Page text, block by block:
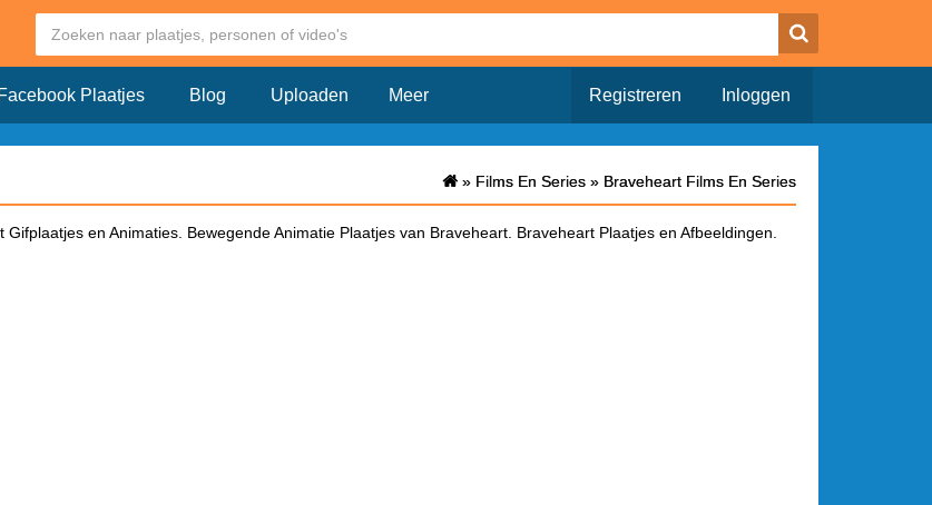
Facebook Plaatjes Blog Uploaden Meer Registreren Inloggen
» Films En Series » Braveheart Films En Series
» Films En Series » Braveheart Films En Series
en Animaties. Bewegende Animatie Plaatjes van Braveheart. Braveheart Plaatjes en Afbeeldingen.